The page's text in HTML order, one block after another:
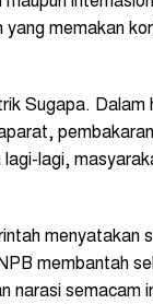
yang memakan
Sugapa. Dalam
lagi,
menyatakan
membantah
narasi semacam